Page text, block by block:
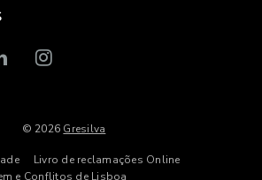
© 2026 Gresilva
Livro de reclamações Online
e Conflitos de Lisboa